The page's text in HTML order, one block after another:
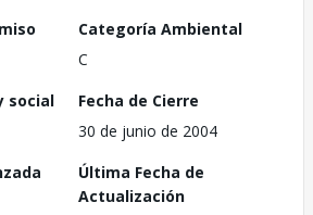
Categoría Ambiental
C
social
Fecha de Cierre
30 de junio de 2004
Última Fecha de
Actualización